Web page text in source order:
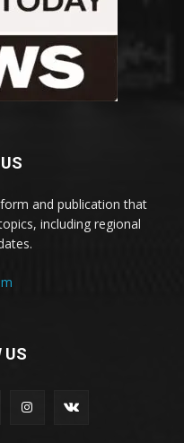
and publication that
including regional
US